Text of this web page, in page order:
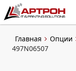
Главная Опции
497N06507